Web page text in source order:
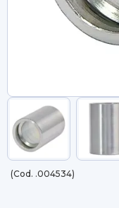
(Cod. .004534)